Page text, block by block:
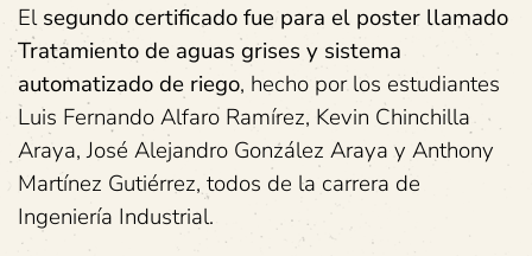
Elsegundo certificado fue para el poster llamado
Tratamiento de aguas grises y sistema
automatizado de riego, hecho por los estudiantes
Luis Fernando Alfaro Ramírez, Kevin Chinchilla
Araya, José Alejandro González Araya y Anthony
Martínez Gutiérrez, todos de la carrera de
Ingeniería Industrial.